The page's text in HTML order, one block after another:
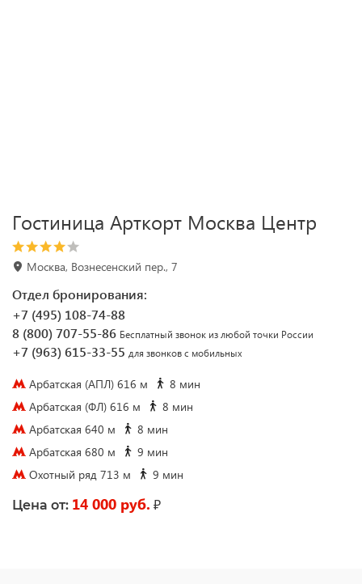
Гостиница Арткорт Москва Центр
Москва, Вознесенский пер., 7
Отдел бронирования:
+7 (495) 108-74-88
8 (800) 707-55-86 Бесплатный звонок из любой точки России
+7 (963) 615-33-55 для звонков с мобильных
Арбатская (АПЛ) 616 м
8 мин
Арбатская (ФЛ) 616 м
8 мин
Арбатская 640 м
8 мин
Арбатская 680 м
9 мин
Охотный ряд 713 м
9 мин
Цена от: 14 000 руб. ₽